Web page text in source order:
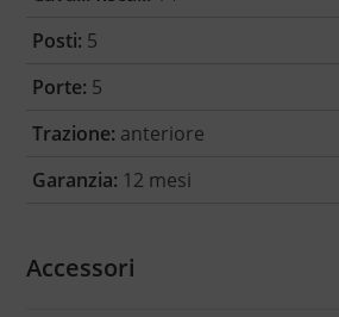
Posti: 5
Porte: 5
Trazione: anteriore
Garanzia: 12 mesi
Accessori